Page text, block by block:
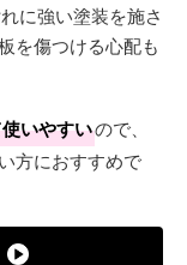
に強い塗装を施さ
を傷つける心配も
いやすいので、
方におすすめで